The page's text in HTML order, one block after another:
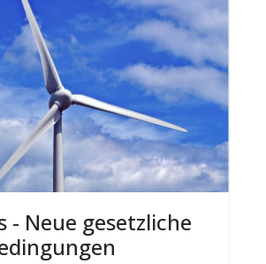
- Neue gesetz­li­che